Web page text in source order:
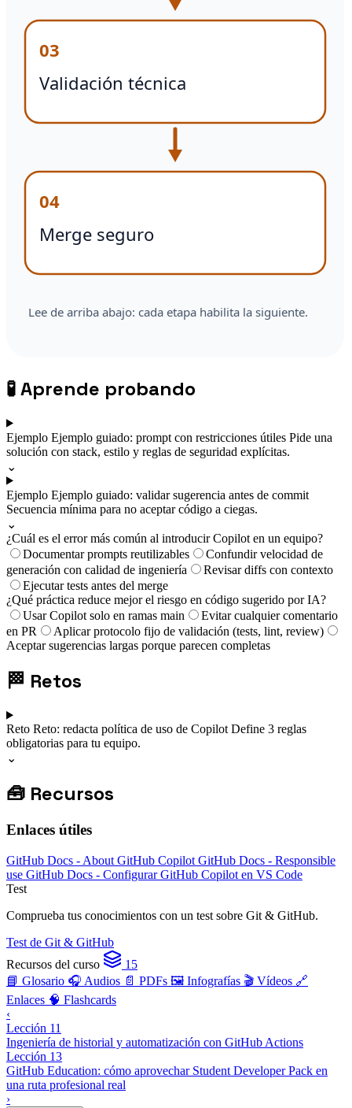
🧪Aprende probando
Ejemplo Ejemplo guiado: prompt con restricciones útiles Pide una
solución con stack, estilo y reglas de seguridad explícitas.
⌄
Ejemplo Ejemplo guiado: validar sugerencia antes de commit
Secuencia mínima para no aceptar código a ciegas.
⌄
¿Cuál es el error más común al introducir Copilot en un equipo?
Documentar prompts reutilizables
Confundir velocidad de
generación con calidad de ingeniería
Revisar diffs con contexto
Ejecutar tests antes del merge
¿Qué práctica reduce mejor el riesgo en código sugerido por IA?
Usar Copilot solo en ramas main
Evitar cualquier comentario
en PR
Aplicar protocolo fijo de validación (tests, lint, review)
Aceptar sugerencias largas porque parecen completas
🏁 Retos
Reto Reto: redacta política de uso de CopilotDefine 3 reglas
obligatorias para tu equipo.
⌄
🧰 Recursos
Enlaces útiles
GitHub Docs - About GitHub Copilot GitHub Docs - Responsible
use GitHub Docs - Configurar GitHub Copilot en VS Code
Test
Comprueba tus conocimientos con un test sobre Git & GitHub.
Test de Git & GitHub
Recursos del curso
15
📘 Glosario 🎧 Audios 📄 PDFs 🖼️ Infografías 🎬 Vídeos 🔗
Enlaces 🧠 Flashcards
‹
Lección 11
Ingeniería de historial y automatización con GitHub Actions
Lección 13
GitHub Education: cómo aprovechar Student Developer Pack en
una ruta profesional real
›